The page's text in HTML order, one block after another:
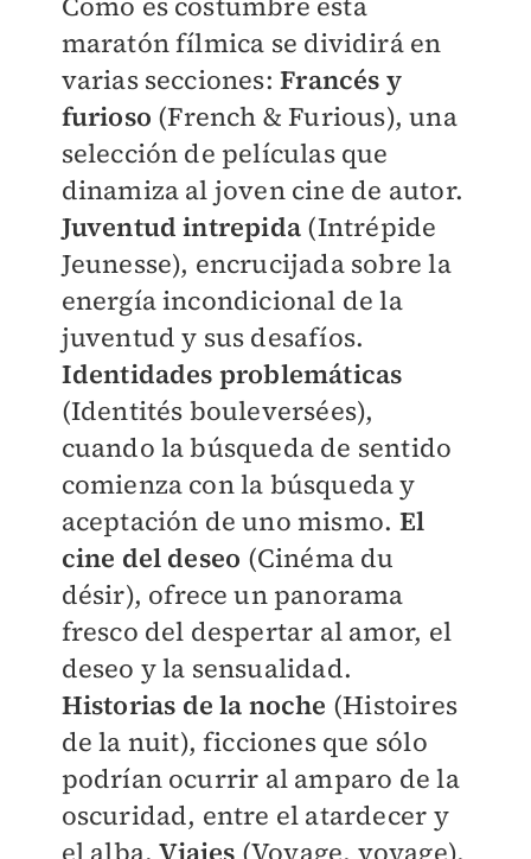
maratón fílmica se dividirá en
varias secciones:Francés y
furioso (French & Furious), una
selección de películas que
dinamiza al joven cine de autor.
Juventud intrepida (Intrépide
Jeunesse), encrucijada sobre la
energía incondicional de la
juventud y sus desafíos.
Identidades problemáticas
(Identités bouleversées),
cuando la búsqueda de sentido
comienza con la búsqueda y
aceptación de uno mismo. El
cine del deseo (Cinéma du
désir), ofrece un panorama
fresco del despertar al amor, el
deseo y la sensualidad.
Historias de la noche (Histoires
de la nuit), ficciones que sólo
podrían ocurrir al amparo de la
oscuridad, entre el atardecer y
el alba.Viajes (Voyage, voyage),